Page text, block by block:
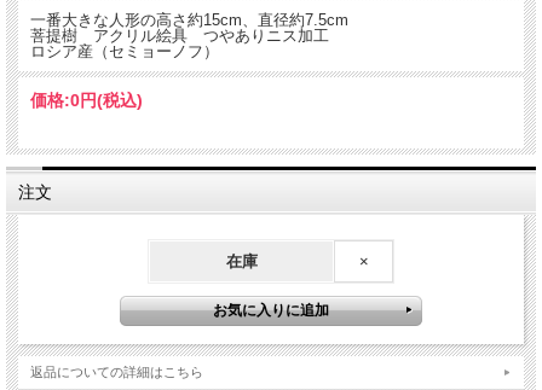
一番大きな人形の高さ約15cm、直径約7.5cm
菩提樹 アクリル絵具 つやありニス加工
ロシア産（セミョーノフ）
価格:0円(税込)
注文
在庫 ×
返品についての詳細はこちら